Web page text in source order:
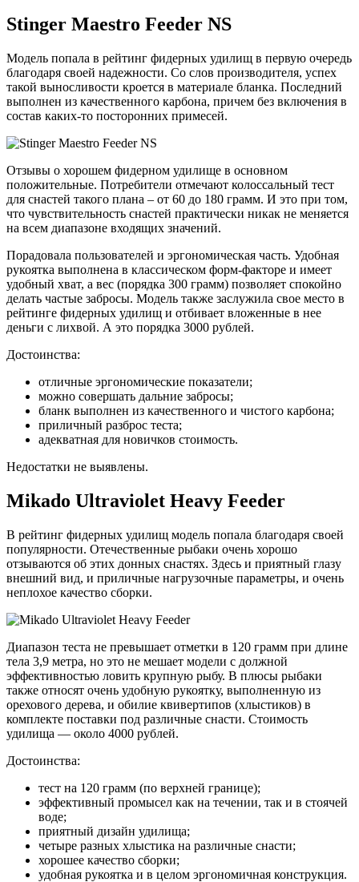
Stinger Maestro Feeder NS
Модель попала в рейтинг фидерных удилищ в первую очередь
благодаря своей надежности. Со слов производителя, успех
такой выносливости кроется в материале бланка. Последний
выполнен из качественного карбона, причем без включения в
состав каких-то посторонних примесей.
Отзывы о хорошем фидерном удилище в основном
положительные. Потребители отмечают колоссальный тест
для снастей такого плана – от 60 до 180 грамм. И это при том,
что чувствительность снастей практически никак не меняется
на всем диапазоне входящих значений.
Порадовала пользователей и эргономическая часть. Удобная
рукоятка выполнена в классическом форм-факторе и имеет
удобный хват, а вес (порядка 300 грамм) позволяет спокойно
делать частые забросы. Модель также заслужила свое место в
рейтинге фидерных удилищ и отбивает вложенные в нее
деньги с лихвой. А это порядка 3000 рублей.
Достоинства:
отличные эргономические показатели;
можно совершать дальние забросы;
бланк выполнен из качественного и чистого карбона;
приличный разброс теста;
адекватная для новичков стоимость.
Недостатки не выявлены.
Mikado Ultraviolet Heavy Feeder
В рейтинг фидерных удилищ модель попала благодаря своей
популярности. Отечественные рыбаки очень хорошо
отзываются об этих донных снастях. Здесь и приятный глазу
внешний вид, и приличные нагрузочные параметры, и очень
неплохое качество сборки.
Диапазон теста не превышает отметки в 120 грамм при длине
тела 3,9 метра, но это не мешает модели с должной
эффективностью ловить крупную рыбу. В плюсы рыбаки
также относят очень удобную рукоятку, выполненную из
орехового дерева, и обилие квивертипов (хлыстиков) в
комплекте поставки под различные снасти. Стоимость
удилища — около 4000 рублей.
Достоинства:
тест на 120 грамм (по верхней границе);
эффективный промысел как на течении, так и в стоячей
воде;
приятный дизайн удилища;
четыре разных хлыстика на различные снасти;
хорошее качество сборки;
удобная рукоятка и в целом эргономичная конструкция.